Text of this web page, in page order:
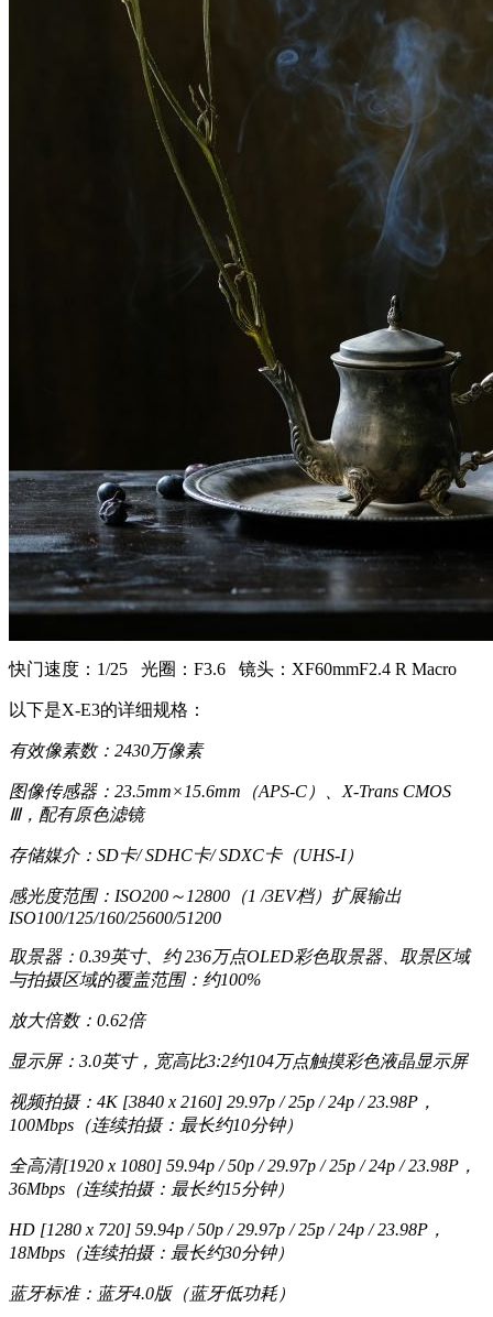
快门速度：1/25 光圈：F3.6 镜头：XF60mmF2.4 R Macro
以下是X-E3的详细规格：
有效像素数：2430万像素
图像传感器：23.5mm×15.6mm（APS-C）、X-Trans CMOS
Ⅲ，配有原色滤镜
存储媒介：SD卡/ SDHC卡/ SDXC卡（UHS-I）
感光度范围：ISO200～12800（1 /3EV档）扩展输出
ISO100/125/160/25600/51200
取景器：0.39英寸、约 236万点OLED彩色取景器、取景区域
与拍摄区域的覆盖范围：约100%
放大倍数：0.62倍
显示屏：3.0英寸，宽高比3:2约104万点触摸彩色液晶显示屏
视频拍摄：4K [3840 x 2160] 29.97p / 25p / 24p / 23.98P，
100Mbps（连续拍摄：最长约10分钟）
全高清[1920 x 1080] 59.94p / 50p / 29.97p / 25p / 24p / 23.98P，
36Mbps（连续拍摄：最长约15分钟）
HD [1280 x 720] 59.94p / 50p / 29.97p / 25p / 24p / 23.98P，
18Mbps（连续拍摄：最长约30分钟）
蓝牙标准：蓝牙4.0版（蓝牙低功耗）